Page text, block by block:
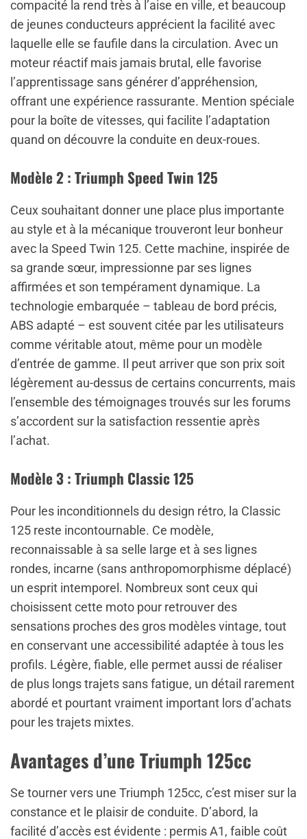
compacité la rend très à l’aise en ville, et beaucoup
de jeunes conducteurs apprécient la facilité avec
laquelle elle se faufile dans la circulation. Avec un
moteur réactif mais jamais brutal, elle favorise
l’apprentissage sans générer d’appréhension,
offrant une expérience rassurante. Mention spéciale
pour la boîte de vitesses, qui facilite l’adaptation
quand on découvre la conduite en deux-roues.
Modèle 2 : Triumph Speed Twin 125
Ceux souhaitant donner une place plus importante
au style et à la mécanique trouveront leur bonheur
avec la Speed Twin 125. Cette machine, inspirée de
sa grande sœur, impressionne par ses lignes
affirmées et son tempérament dynamique. La
technologie embarquée – tableau de bord précis,
ABS adapté – est souvent citée par les utilisateurs
comme véritable atout, même pour un modèle
d’entrée de gamme. Il peut arriver que son prix soit
légèrement au-dessus de certains concurrents, mais
l’ensemble des témoignages trouvés sur les forums
s’accordent sur la satisfaction ressentie après
l’achat.
Modèle 3 : Triumph Classic 125
Pour les inconditionnels du design rétro, la Classic
125 reste incontournable. Ce modèle,
reconnaissable à sa selle large et à ses lignes
rondes, incarne (sans anthropomorphisme déplacé)
un esprit intemporel. Nombreux sont ceux qui
choisissent cette moto pour retrouver des
sensations proches des gros modèles vintage, tout
en conservant une accessibilité adaptée à tous les
profils. Légère, fiable, elle permet aussi de réaliser
de plus longs trajets sans fatigue, un détail rarement
abordé et pourtant vraiment important lors d’achats
pour les trajets mixtes.
Avantages d’une Triumph 125cc
Se tourner vers une Triumph 125cc, c’est miser sur la
constance et le plaisir de conduite. D’abord, la
facilité d’accès est évidente : permis A1, faible coût